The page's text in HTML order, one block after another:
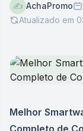
✍️ AchaPromo
Atualizado em
Melhor
Completo de